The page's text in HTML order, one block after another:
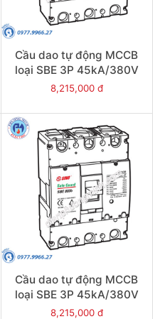
Cầu dao tự động MCCB
loại SBE 3P 45kA/380V
630A - Model
8,215,000 đ
Cầu dao tự động MCCB
loại SBE 3P 45kA/380V
500A - Model
8,215,000 đ